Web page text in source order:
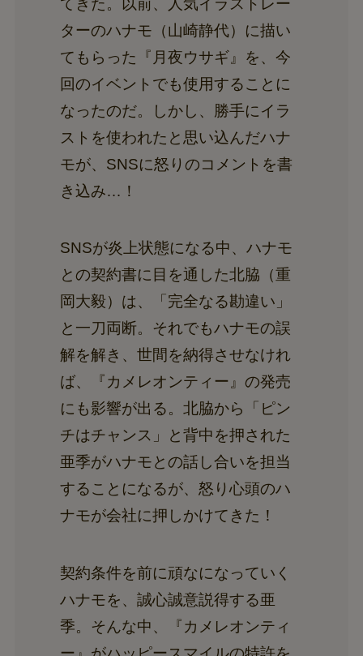
てきた。以前、人気イラストレー
ターのハナモ（山崎静代）に描い
てもらった『月夜ウサギ』を、今
回のイベントでも使用することに
なったのだ。しかし、勝手にイラ
ストを使われたと思い込んだハナ
モが、SNSに怒りのコメントを書
き込み…！
SNSが炎上状態になる中、ハナモ
との契約書に目を通した北脇（重
岡大毅）は、「完全なる勘違い」
と一刀両断。それでもハナモの誤
解を解き、世間を納得させなけれ
ば、『カメレオンティー』の発売
にも影響が出る。北脇から「ピン
チはチャンス」と背中を押された
亜季がハナモとの話し合いを担当
することになるが、怒り心頭のハ
ナモが会社に押しかけてきた！
契約条件を前に頑なになっていく
ハナモを、誠心誠意説得する亜
季。そんな中、『カメレオンティ